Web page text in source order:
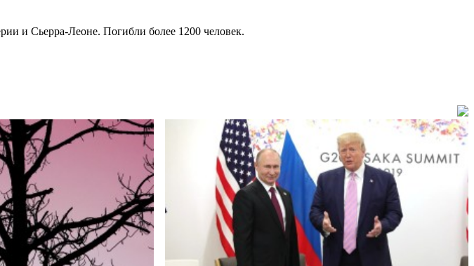
и Сьерра-Леоне. Погибли более 1200 человек.